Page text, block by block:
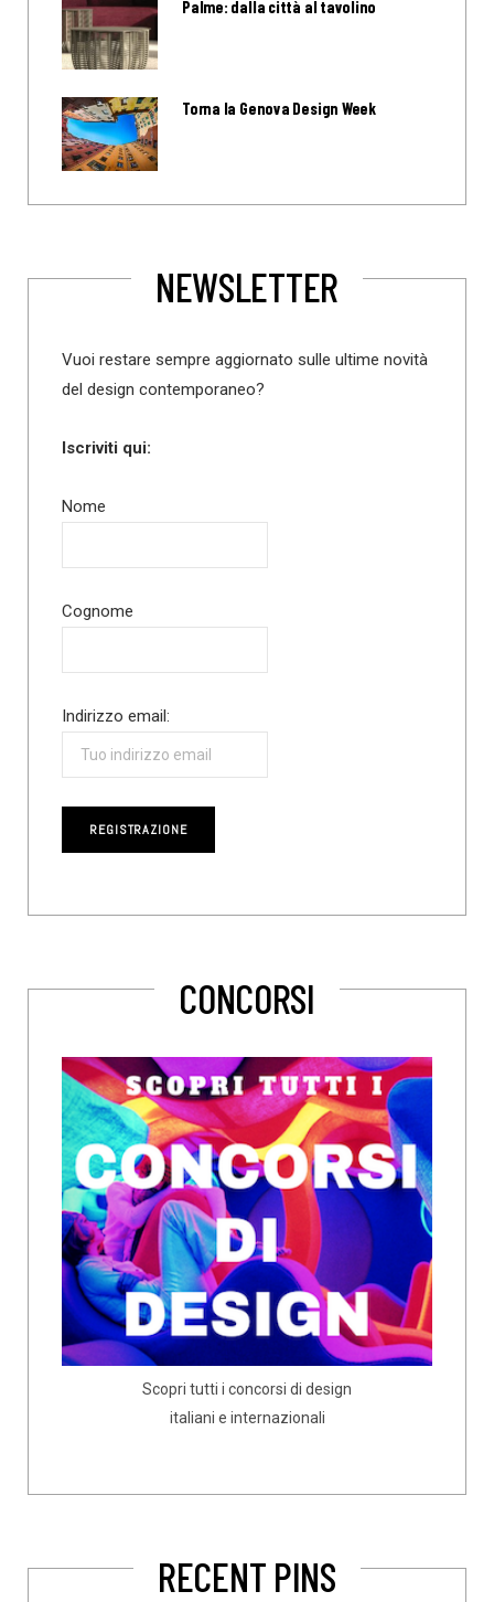
Palme: dalla città al tavolino
Torna la Genova Design Week
NEWSLETTER
Vuoi restare sempre aggiornato sulle ultime novità
del design contemporaneo?
Iscriviti qui:
Nome
Cognome
Indirizzo email:
CONCORSI
Scopri tutti i concorsi di design
italiani e internazionali
RECENT PINS